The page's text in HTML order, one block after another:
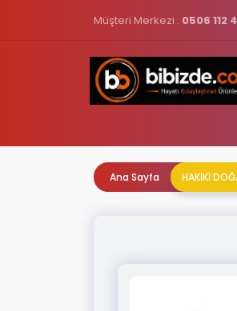
Müşteri Merkezi : 0506 112
Ana Sayfa HAKİKİ